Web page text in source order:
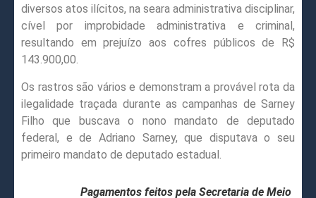
diversos atos ilícitos, na seara administrativa disciplinar,
cível por improbidade administrativa e criminal,
resultando em prejuízo aos cofres públicos de R$
143.900,00.
Os rastros são vários e demonstram a provável rota da
ilegalidade traçada durante as campanhas de Sarney
Filho que buscava o nono mandato de deputado
federal, e de Adriano Sarney, que disputava o seu
primeiro mandato de deputado estadual.
Pagamentos feitos pela Secretaria de Meio